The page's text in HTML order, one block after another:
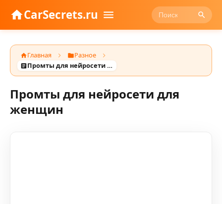
CarSecrets.ru
Главная
Разное
Промты для нейросети для женщин
Промты для нейросети для
женщин